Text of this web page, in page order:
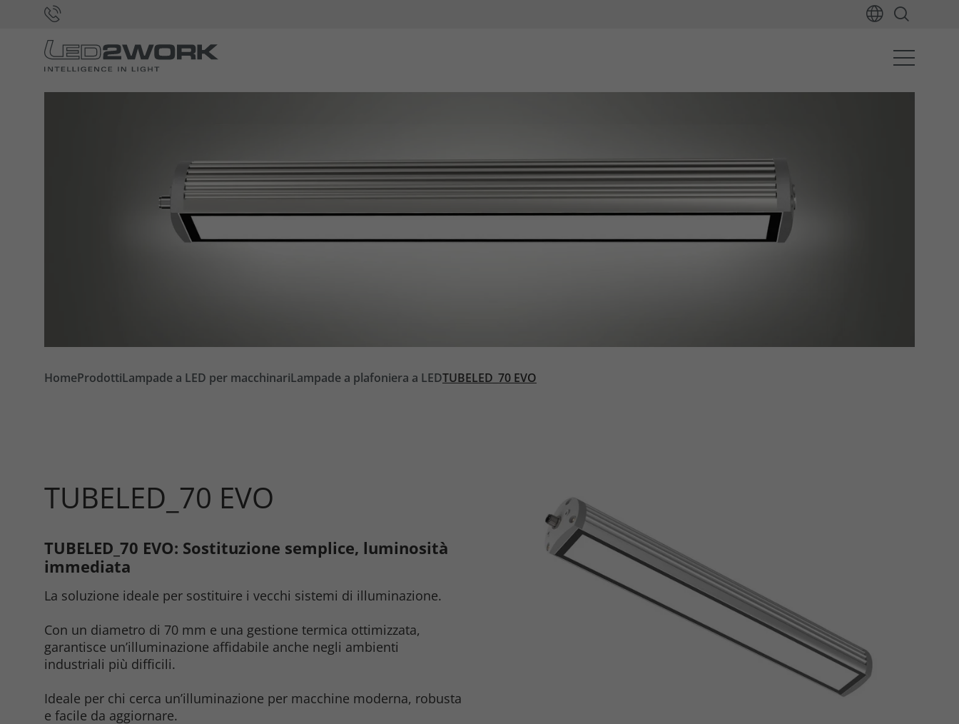
HomeProdottiLampade a LED per macchinariLampade a plafoniera a LEDTUBELED_70 EVO
TUBELED_70 EVO
TUBELED_70 EVO: Sostituzione semplice, luminosità
immediata
La soluzione ideale per sostituire i vecchi sistemi di illuminazione.
Con un diametro di 70 mm e una gestione termica ottimizzata,
garantisce un’illuminazione affidabile anche negli ambienti
industriali più difficili.
Ideale per chi cerca un’illuminazione per macchine moderna, robusta
e facile da aggiornare.
Required
Consent Information